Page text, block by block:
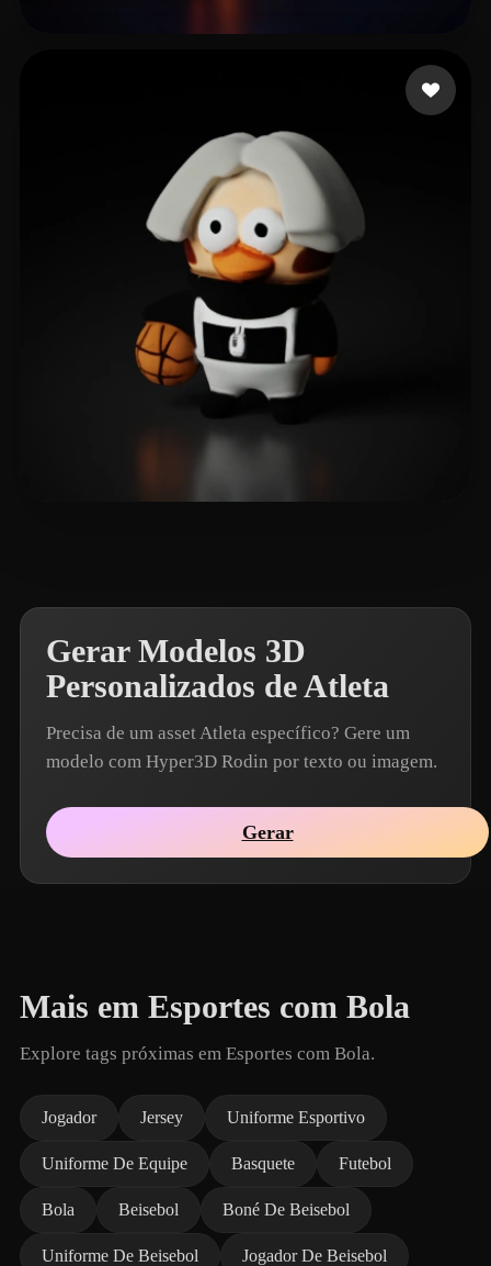
Gerar Modelos 3D
Personalizados de Atleta
Precisa de um asset Atleta específico? Gere um
modelo com Hyper3D Rodin por texto ou imagem.
Gerar
Mais em Esportes com Bola
Explore tags próximas em Esportes com Bola.
Jogador Jersey Uniforme Esportivo
Uniforme De Equipe Basquete Futebol
Bola Beisebol Boné De Beisebol
Uniforme De Beisebol Jogador De Beisebol